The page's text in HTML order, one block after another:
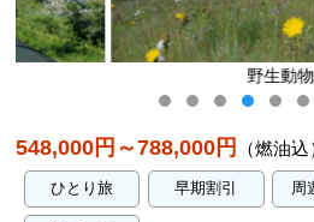
野生動物との出会
548,000円～788,000円 （燃油込
ひとり旅 早期割引 周